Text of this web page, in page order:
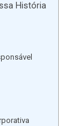
História